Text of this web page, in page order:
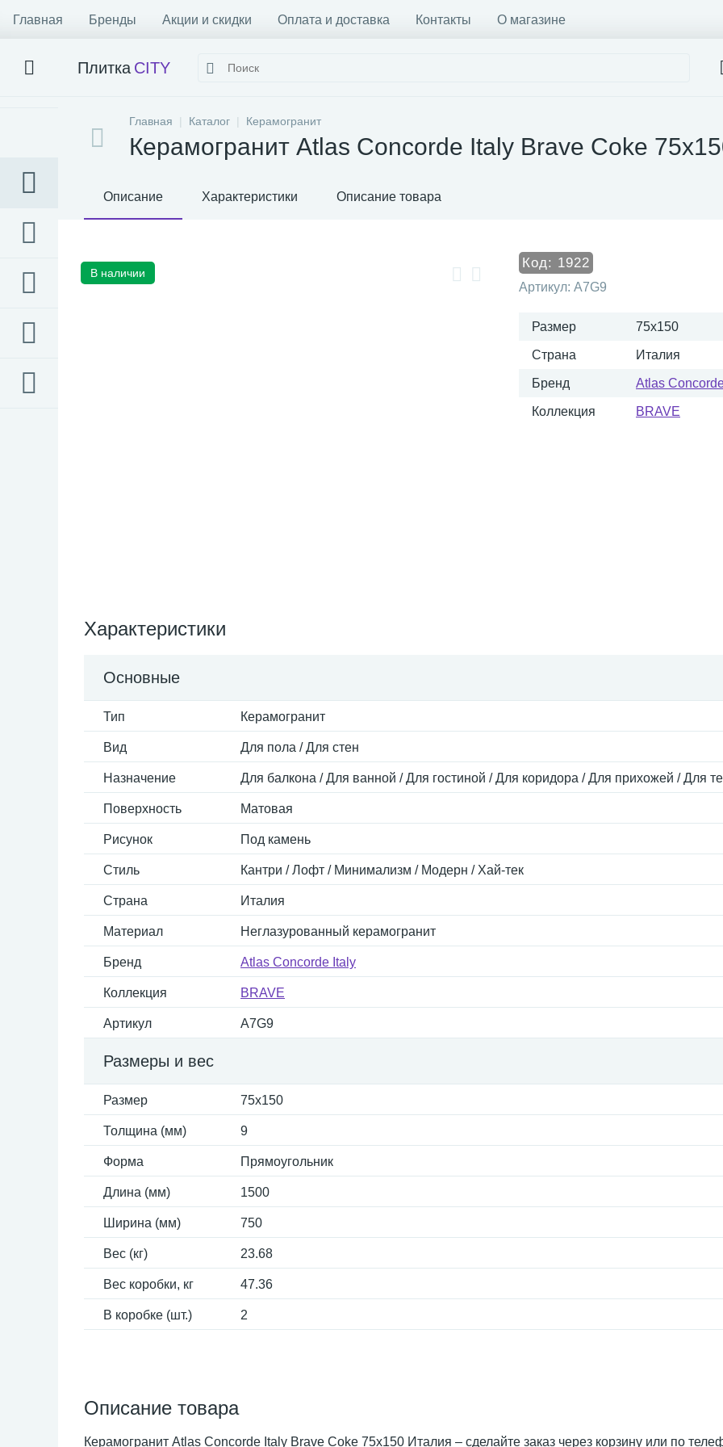
Главная Бренды Акции и скидки Оплата и доставка Контакты О магазине
Плитка CITY
Главная Каталог Керамогранит
Керамогранит Atlas Concorde Italy Brave Coke
Описание Характеристики Описание товара
В наличии
Код: 1922
Артикул: A7G9
Размер 75x150
Страна Италия
Бренд Atlas
Коллекция BRAVE
Характеристики
Основные
Тип Керамогранит
Вид Для пола / Для стен
Назначение Для балкона / Для ванной / Для гостиной / Для коридора / Для прихожей / Для
Поверхность Матовая
Рисунок Под камень
Стиль Кантри / Лофт / Минимализм / Модерн / Хай-тек
Страна Италия
Материал Неглазурованный керамогранит
Бренд Atlas Concorde Italy
Коллекция BRAVE
Артикул A7G9
Размеры и вес
Размер 75x150
Толщина (мм) 9
Форма Прямоугольник
Длина (мм) 1500
Ширина (мм) 750
Вес (кг) 23.68
Вес коробки, кг 47.36
В коробке (шт.) 2
Описание товара
Керамогранит Atlas Concorde Italy Brave Coke 75x150 Италия – сделайте заказ через корзину или по